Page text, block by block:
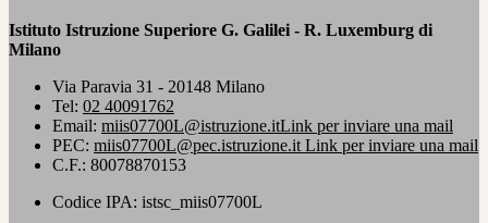
Istituto Istruzione Superiore G. Galilei - R. Luxemburg di
Milano
Via Paravia 31 - 20148 Milano
Tel: 02 40091762
Email: miis07700L@istruzione.itLink per inviare una mail
PEC: miis07700L@pec.istruzione.it Link per inviare una mail
C.F.: 80078870153
Codice IPA: istsc_miis07700L